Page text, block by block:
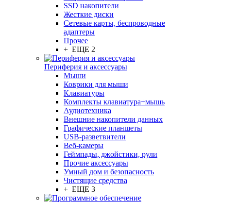
SSD накопители
Жесткие диски
Сетевые карты, беспроводные
адаптеры
Прочее
+ ЕЩЕ 2
Периферия и аксессуары
Мыши
Коврики для мыши
Клавиатуры
Комплекты клавиатура+мышь
Аудиотехника
Внешние накопители данных
Графические планшеты
USB-разветвители
Веб-камеры
Геймпады, джойстики, рули
Прочие аксессуары
Умный дом и безопасность
Чистящие средства
+ ЕЩЕ 3